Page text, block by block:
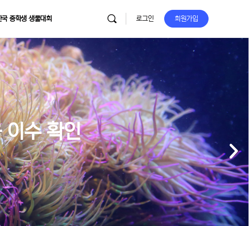
국 중학생 생물대회 로그인 회원가입
수 확인